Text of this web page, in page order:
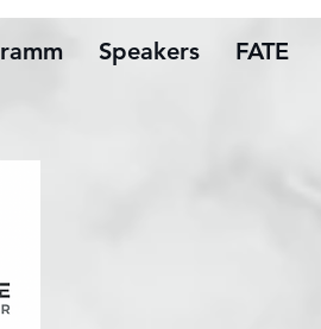
Speakers FATE